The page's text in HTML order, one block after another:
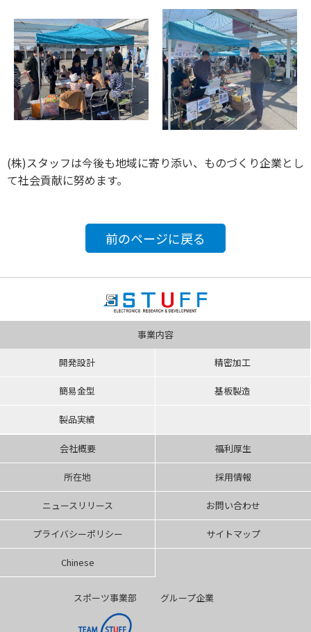
(株)スタッフは今後も地域に寄り添い、ものづくり企業とし
て社会貢献に努めます。
前のページに戻る
事業内容
開発設計 精密加工
簡易金型 基板製造
製品実績
会社概要 福利厚生
所在地 採用情報
ニュースリリース お問い合わせ
プライバシーポリシー サイトマップ
Chinese
スポーツ事業部 グループ企業